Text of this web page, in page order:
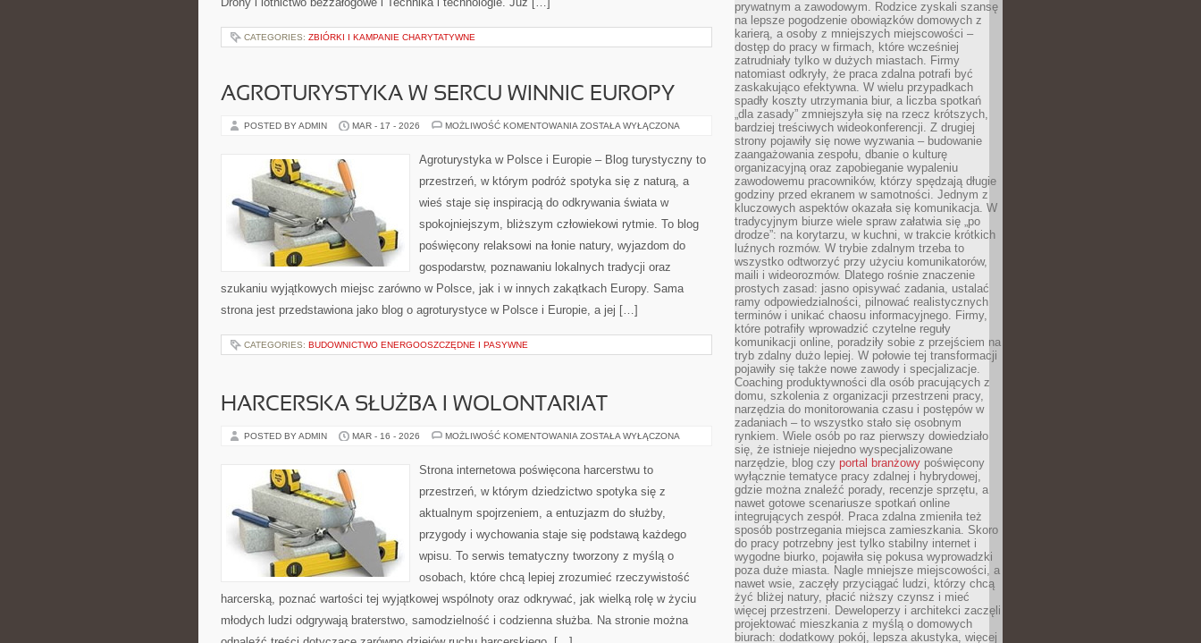
CATEGORIES: ZBIÓRKI I KAMPANIE CHARYTATYWNE
AGROTURYSTYKA W SERCU WINNIC EUROPY
POSTED BY ADMIN MAR - 17 - 2026 MOŻLIWOŚĆ KOMENTOWANIA AGROTURYSTYKA
WINNIC
EUROPY
ZOSTAŁA WYŁĄCZONA
Agroturystyka w Polsce i Europie – Blog turystyczny to
przestrzeń, w którym podróż spotyka się z naturą, a
wieś staje się inspiracją do odkrywania świata w
spokojniejszym, bliższym człowiekowi rytmie. To blog
poświęcony relaksowi na łonie natury, wyjazdom do
gospodarstw, poznawaniu lokalnych tradycji oraz
szukaniu wyjątkowych miejsc zarówno w Polsce, jak i w innych zakątkach Europy. Sama
strona jest przedstawiona jako blog o agroturystyce w Polsce i Europie, a jej […]
CATEGORIES: BUDOWNICTWO ENERGOOSZCZĘDNE I PASYWNE
HARCERSKA SŁUŻBA I WOLONTARIAT
POSTED BY ADMIN MAR - 16 - 2026 MOŻLIWOŚĆ KOMENTOWANIA HARCERSKA
WOLONTARIAT
ZOSTAŁA WYŁĄCZONA
Strona internetowa poświęcona harcerstwu to
przestrzeń, w którym dziedzictwo spotyka się z
aktualnym spojrzeniem, a entuzjazm do służby,
przygody i wychowania staje się podstawą każdego
wpisu. To serwis tematyczny tworzony z myślą o
osobach, które chcą lepiej zrozumieć rzeczywistość
harcerską, poznać wartości tej wyjątkowej wspólnoty oraz odkrywać, jak wielką rolę w życiu
młodych ludzi odgrywają braterstwo, samodzielność i codzienna służba. Na stronie można
prywatnym a zawodowym. Rodzice zyskali szansę
na lepsze pogodzenie obowiązków domowych z
karierą, a osoby z mniejszych miejscowości –
dostęp do pracy w firmach, które wcześniej
zatrudniały tylko w dużych miastach. Firmy
natomiast odkryły, że praca zdalna potrafi być
zaskakująco efektywna. W wielu przypadkach
spadły koszty utrzymania biur, a liczba spotkań
„dla zasady” zmniejszyła się na rzecz krótszych,
bardziej treściwych wideokonferencji. Z drugiej
strony pojawiły się nowe wyzwania – budowanie
zaangażowania zespołu, dbanie o kulturę
organizacyjną oraz zapobieganie wypaleniu
zawodowemu pracowników, którzy spędzają długie
godziny przed ekranem w samotności. Jednym z
kluczowych aspektów okazała się komunikacja. W
tradycyjnym biurze wiele spraw załatwia się „po
drodze”: na korytarzu, w kuchni, w trakcie krótkich
luźnych rozmów. W trybie zdalnym trzeba to
wszystko odtworzyć przy użyciu komunikatorów,
maili i wideorozmów. Dlatego rośnie znaczenie
prostych zasad: jasno opisywać zadania, ustalać
ramy odpowiedzialności, pilnować realistycznych
terminów i unikać chaosu informacyjnego. Firmy,
które potrafiły wprowadzić czytelne reguły
komunikacji online, poradziły sobie z przejściem na
tryb zdalny dużo lepiej. W połowie tej transformacji
pojawiły się także nowe zawody i specjalizacje.
Coaching produktywności dla osób pracujących z
domu, szkolenia z organizacji przestrzeni pracy,
narzędzia do monitorowania czasu i postępów w
zadaniach – to wszystko stało się osobnym
rynkiem. Wiele osób po raz pierwszy dowiedziało
się, że istnieje niejedno wyspecjalizowane
narzędzie, blog czy portal branżowy poświęcony
wyłącznie tematyce pracy zdalnej i hybrydowej,
gdzie można znaleźć porady, recenzje sprzętu, a
nawet gotowe scenariusze spotkań online
integrujących zespół. Praca zdalna zmieniła też
sposób postrzegania miejsca zamieszkania. Skoro
do pracy potrzebny jest tylko stabilny internet i
wygodne biurko, pojawiła się pokusa wyprowadzki
poza duże miasta. Nagle mniejsze miejscowości, a
nawet wsie, zaczęły przyciągać ludzi, którzy chcą
żyć bliżej natury, płacić niższy czynsz i mieć
więcej przestrzeni. Deweloperzy i architekci zaczęli
projektować mieszkania z myślą o domowych
biurach: dodatkowy pokój, lepsza akustyka, więcej